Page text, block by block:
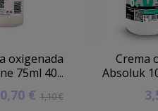
oxigenada
75ml 40...
0,70 € 1,10 €
Crema
Absoluk